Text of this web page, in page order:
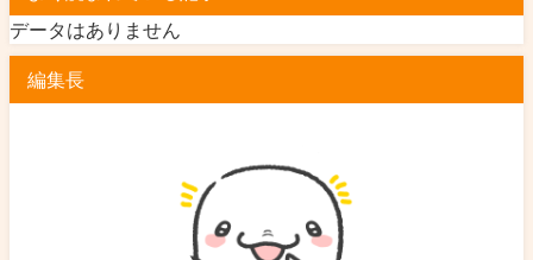
データはありません
編集長